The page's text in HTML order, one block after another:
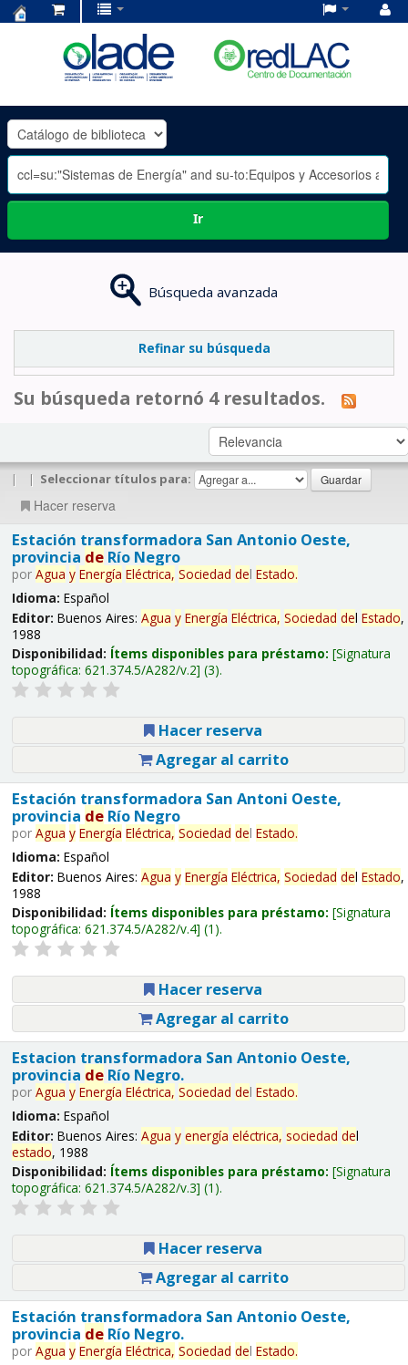
OLADE
-
Ir
Búsqueda avanzada
Refinar su búsqueda
Su búsqueda retornó 4 resultados.
| | Seleccionar títulos para:
Hacer reserva
Estación transformadora San Antonio Oeste,
provincia deRío Negro
por Agua y Energía Eléctrica, Sociedad del Estado.
Idioma: Español
Editor: Buenos Aires: Agua y Energía Eléctrica, Sociedad del Estado,
1988
Disponibilidad: Ítems disponibles para préstamo: Signatura
topográfica: 621.374.5/A282/v.2 (3).
Hacer reserva
Agregar al carrito
Estación transformadora San Antoni Oeste,
provincia deRío Negro
por Agua y Energía Eléctrica, Sociedad del Estado.
Idioma: Español
Editor: Buenos Aires: Agua y Energía Eléctrica, Sociedad del Estado,
1988
Disponibilidad: Ítems disponibles para préstamo: Signatura
topográfica: 621.374.5/A282/v.4 (1).
Hacer reserva
Agregar al carrito
Estacion transformadora San Antonio Oeste,
provincia deRío Negro.
por Agua y Energía Eléctrica, Sociedad del Estado.
Idioma: Español
Editor: Buenos Aires: Agua y energía eléctrica, sociedad del
estado, 1988
Disponibilidad: Ítems disponibles para préstamo: Signatura
topográfica: 621.374.5/A282/v.3 (1).
Hacer reserva
Agregar al carrito
Estación transformadora San Antonio Oeste,
provincia deRío Negro.
por Agua y Energía Eléctrica, Sociedad del Estado.